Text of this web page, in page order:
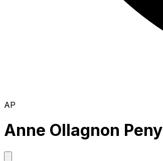
AP
Anne Ollagnon Peny